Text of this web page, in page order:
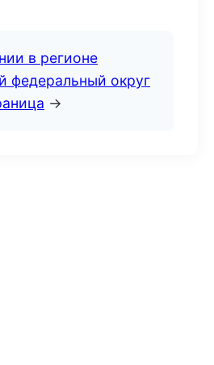
в регионе
федеральный округ
→